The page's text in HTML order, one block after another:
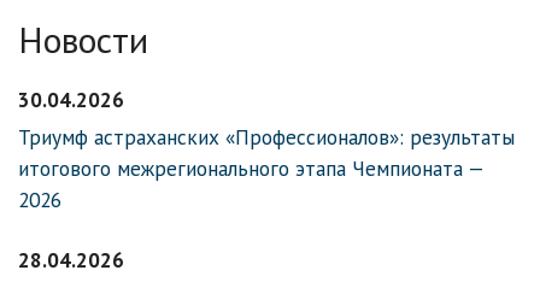
Новости
30.04.2026
Триумф астраханских «Профессионалов»: результаты
итогового межрегионального этапа Чемпионата —
2026
28.04.2026